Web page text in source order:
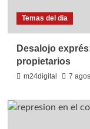
Temas del dia
Desalojo
propietarios
m24digital 7